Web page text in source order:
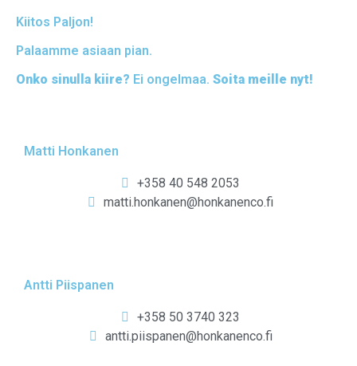
Kiitos Paljon!
Palaamme asiaan pian.
Onko sinulla kiire? Ei ongelmaa. Soita meille nyt!
Matti Honkanen
+358 40 548 2053
matti.honkanen@honkanenco.fi
Antti Piispanen
+358 50 3740 323
antti.piispanen@honkanenco.fi